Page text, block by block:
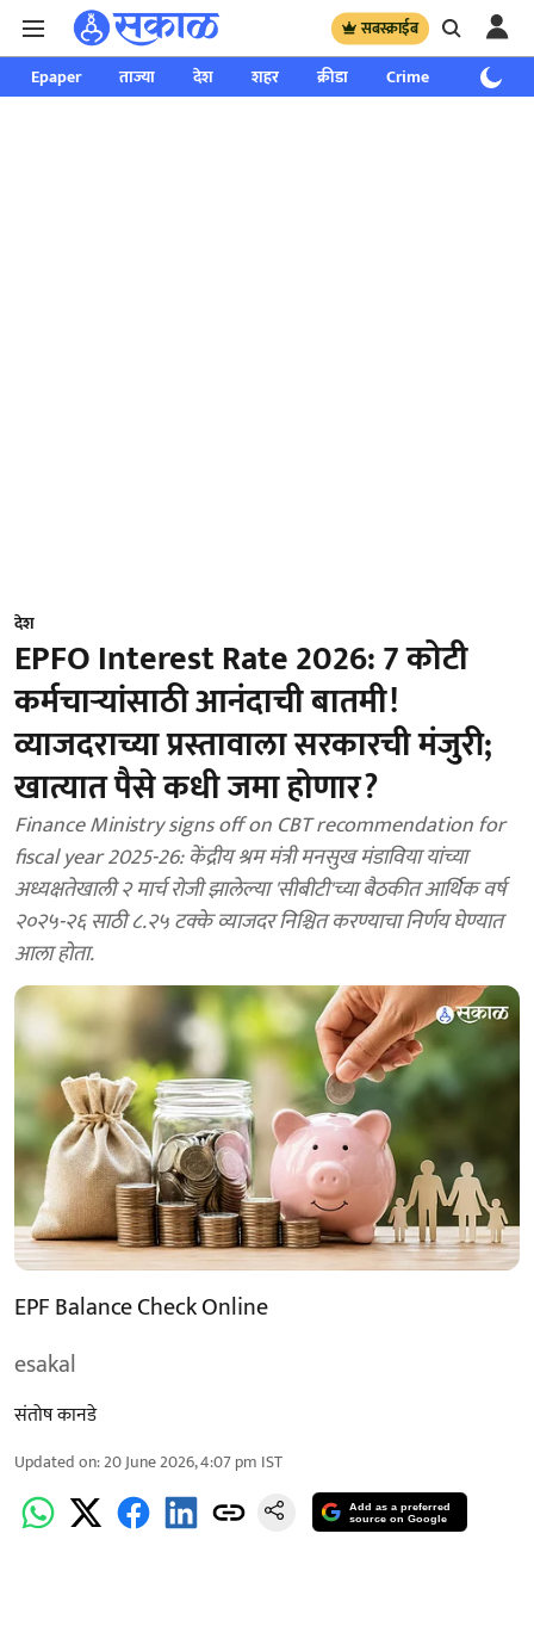
सबस्क्राईब
Epaper ताज्या देश शहर क्रीडा Crime साप्ताहिक
देश
EPFO Interest Rate 2026: 7 कोटी
कर्मचाऱ्यांसाठी आनंदाची बातमी!
व्याजदराच्या प्रस्तावाला सरकारची मंजुरी;
खात्यात पैसे कधी जमा होणार?
Finance Ministry signs off on CBT recommendation for
fiscal year 2025-26: केंद्रीय श्रम मंत्री मनसुख मंडाविया यांच्या
अध्यक्षतेखाली २ मार्च रोजी झालेल्या 'सीबीटी'च्या बैठकीत आर्थिक वर्ष
२०२५-२६ साठी ८.२५ टक्के व्याजदर निश्चित करण्याचा निर्णय घेण्यात
आला होता.
EPF Balance Check Online
esakal
संतोष कानडे
Updated on:20 June 2026, 4:07 pm IST
Add as a preferred
source on Google